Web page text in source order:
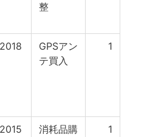
整
2018
GPSアン
テ買入
1
2015
消耗品購
1